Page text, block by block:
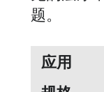
题。
应用